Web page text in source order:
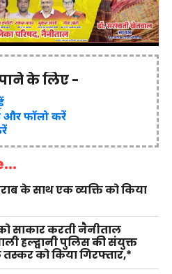
के लिए -
फॉलो करें
के साथ एक व्यक्ति को किया
साकार करती नैनीताल
हल्द्वानी पुलिस की संयुक्त
तस्कर को किया गिरफ्तार,*